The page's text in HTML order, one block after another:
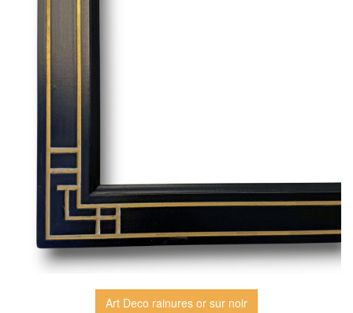
Art Deco rainures or sur noir